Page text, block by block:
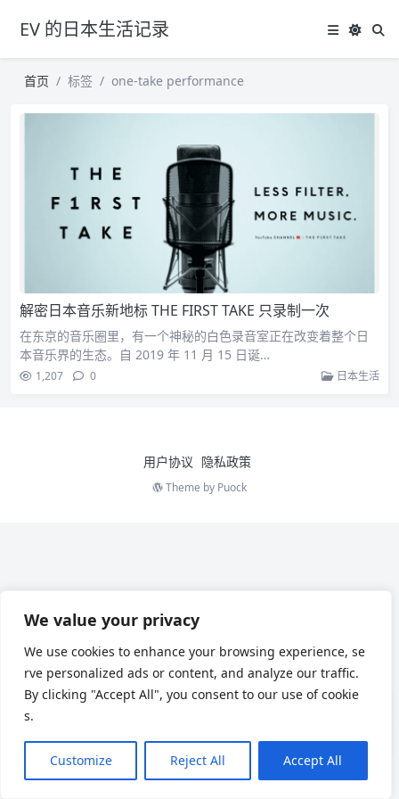
We value your privacy
We use cookies to enhance your browsing experience, se
rve personalized ads or content, and analyze our traffic.
By clicking "Accept All", you consent to our use of cookie
s.
Customize Reject All Accept All
EV 的日本生活记录
首页 标签 one-take performance
解密日本音乐新地标 THE FIRST TAKE 只录制一次
在东京的音乐圈里，有一个神秘的白色录音室正在改变着整个日
本音乐界的生态。自 2019 年 11 月 15 日诞…
1,207 0 日本生活
用户协议 隐私政策
Theme by Puock